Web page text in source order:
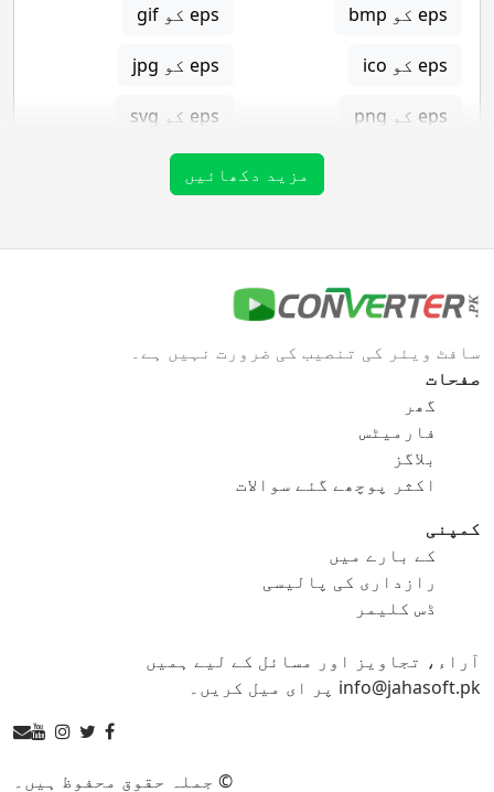
eps کو bmp eps کو gif
eps کو ico eps کو jpg
eps کو png eps کو svg
gif کنورٹر
gif کو bmp
gif کو ico
gif کو png
gif کو tga
ico کو bmp
ico کو gif ico کو jpg
مزید دکھائیں
سافٹ ویئر کی تنصیب کی ضرورت نہیں ہے۔
صفحات
گھر
فارمیٹس
بلاگز
اکثر پوچھے گئے سوالات
کمپنی
کے بارے میں
رازداری کی پالیسی
ڈس کلیمر
آراء، تجاویز اور مسائل کے لیے ہمیں
info@jahasoft.pk پر ای میل کریں۔
© جملہ حقوق محفوظ ہیں۔